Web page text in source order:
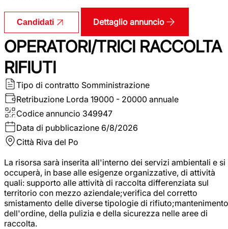
Candidati Dettaglio annuncio
OPERATORI/TRICI RACCOLTA
RIFIUTI
Tipo di contratto Somministrazione
Retribuzione Lorda 19000 - 20000 annuale
Codice annuncio 349947
Data di pubblicazione 6/8/2026
Città Riva del Po
La risorsa sarà inserita all'interno dei servizi ambientali e si
occuperà, in base alle esigenze organizzative, di attività
quali: supporto alle attività di raccolta differenziata sul
territorio con mezzo aziendale;verifica del corretto
smistamento delle diverse tipologie di rifiuto;mantenimento
dell'ordine, della pulizia e della sicurezza nelle aree di
raccolta.